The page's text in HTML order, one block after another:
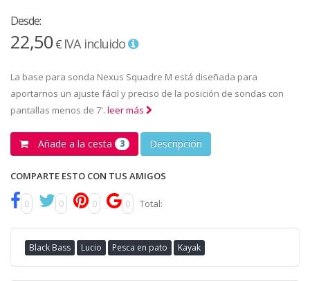
Desde:
22,50€ IVA incluido
La base para sonda Nexus Squadre M está diseñada para
aportarnos un ajuste fácil y preciso de la posición de sondas con
pantallas menos de 7'. leer más
Añade a la cesta 3 Descripción
COMPARTE ESTO CON TUS AMIGOS
0 0 0 0 Total:
Black Bass Lucio Pesca en pato Kayak